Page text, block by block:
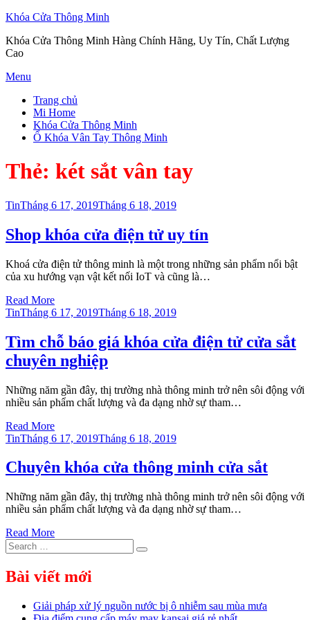
Khóa Cửa Thông Minh
Khóa Cửa Thông Minh Hàng Chính Hãng, Uy Tín, Chất Lượng
Cao
Skip
content
Menu
Trang chủ
Mi Home
Khóa Cửa Thông Minh
Ổ Khóa Vân Tay Thông Minh
Thẻ: két sắt vân tay
TinPosted
Tháng 6 17, 2019Tháng 6 18, 2019
Shop khóa cửa điện tử uy tín
Khoá cửa điện tử thông minh là một trong những sản phẩm nổi bật
của xu hướng vạn vật kết nối IoT và cũng là…
Read More
TinPosted
Tháng 6 17, 2019Tháng 6 18, 2019
Tìm chỗ báo giá khóa cửa điện tử cửa sắt
chuyên nghiệp
Những năm gần đây, thị trường nhà thông minh trở nên sôi động với
nhiều sản phẩm chất lượng và đa dạng nhờ sự tham…
Read More
TinPosted
Tháng 6 17, 2019Tháng 6 18, 2019
Chuyên khóa cửa thông minh cửa sắt
Những năm gần đây, thị trường nhà thông minh trở nên sôi động với
nhiều sản phẩm chất lượng và đa dạng nhờ sự tham…
Read More
Search
for:
Search
Bài viết mới
Giải pháp xử lý nguồn nước bị ô nhiễm sau mùa mưa